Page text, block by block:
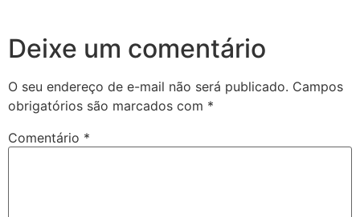
Deixe um comentário
O seu endereço de e-mail não será publicado. Campos
obrigatórios são marcados com *
Comentário *